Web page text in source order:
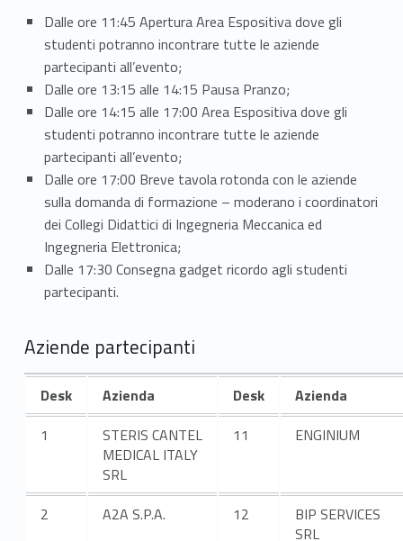
5
N
o
e
m
r
2
0
2
Dalle ore 11:45 Apertura Area Espositiva dove gli
studenti potranno incontrare tutte le aziende
partecipanti all’evento;
Dalle ore 13:15 alle 14:15 Pausa Pranzo;
Dalle ore 14:15 alle 17:00 Area Espositiva dove gli
studenti potranno incontrare tutte le aziende
partecipanti all’evento;
Dalle ore 17:00 Breve tavola rotonda con le aziende
sulla domanda di formazione – moderano i coordinatori
dei Collegi Didattici di Ingegneria Meccanica ed
Ingegneria Elettronica;
Dalle 17:30 Consegna gadget ricordo agli studenti
partecipanti.
Aziende partecipanti
Desk Azienda Desk
Azienda
1
STERIS CANTEL
MEDICAL ITALY
SRL
11 ENGINIUM
2 A2A S.P.A. 12
BIP SERVICES
SRL